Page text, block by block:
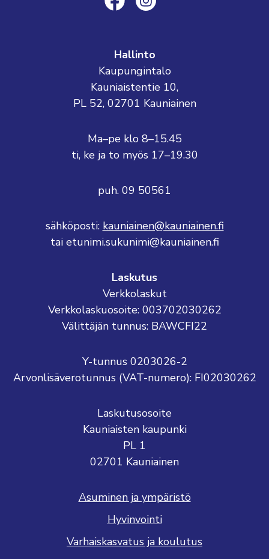
Hallinto
Kaupungintalo
Kauniaistentie 10,
PL 52, 02701 Kauniainen
Ma–pe klo 8–15.45
ti, ke ja to myös 17–19.30
puh. 09 50561
sähköposti: kauniainen@kauniainen.fi
tai etunimi.sukunimi@kauniainen.fi
Laskutus
Verkkolaskut
Verkkolaskuosoite: 003702030262
Välittäjän tunnus: BAWCFI22
Y-tunnus 0203026-2
Arvonlisäverotunnus (VAT-numero): FI02030262
Laskutusosoite
Kauniaisten kaupunki
PL 1
02701 Kauniainen
Asuminen ja ympäristö
Hyvinvointi
Varhaiskasvatus ja koulutus